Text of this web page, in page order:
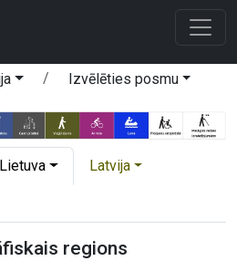
Izvēlēties posmu
Lietuva Latvija
regions